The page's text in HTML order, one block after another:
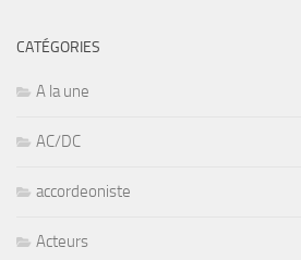
CATÉGORIES
A la une
AC/DC
accordeoniste
Acteurs